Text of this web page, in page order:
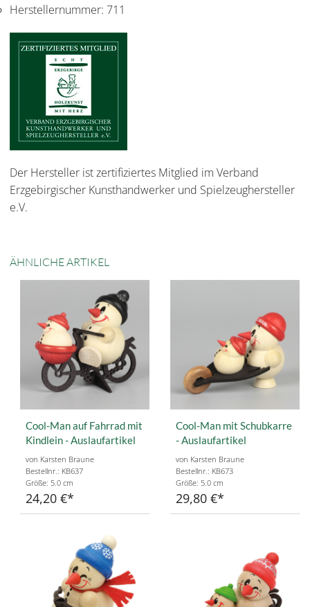
Herstellernummer: 711
Der Hersteller ist zertifiziertes Mitglied im Verband
Erzgebirgischer Kunsthandwerker und Spielzeughersteller
e.V.
ÄHNLICHE ARTIKEL
Cool-Man auf Fahrrad mit
Kindlein - Auslaufartikel
von Karsten Braune
Bestellnr.: KB637
Größe: 5.0 cm
24,20 €
Cool-Man mit Schubkarre
- Auslaufartikel
von Karsten Braune
Bestellnr.: KB673
Größe: 5.0 cm
29,80 €